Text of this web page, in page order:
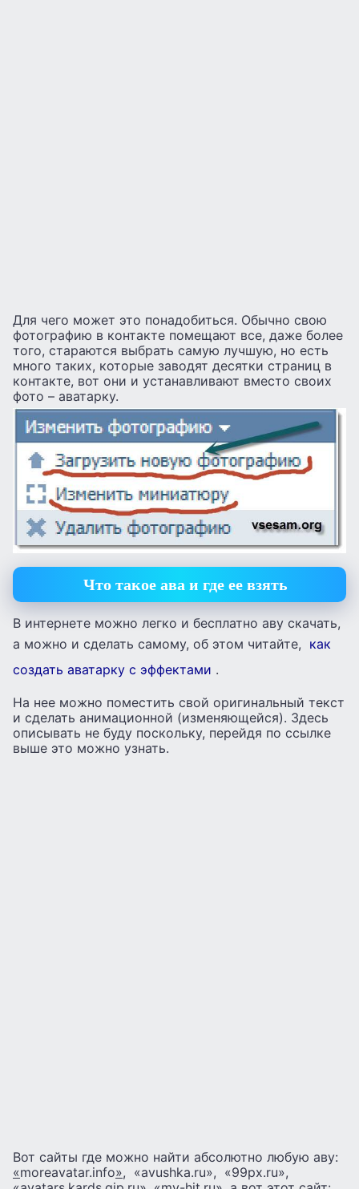
Для чего может это понадобиться. Обычно свою
фотографию в контакте помещают все, даже более
того, стараются выбрать самую лучшую, но есть
много таких, которые заводят десятки страниц в
контакте, вот они и устанавливают вместо своих
фото – аватарку.
Что такое ава и где ее взять
В интернете можно легко и бесплатно аву скачать,
а можно и сделать самому, об этом читайте, как
создать аватарку с эффектами .
На нее можно поместить свой оригинальный текст
и сделать анимационной (изменяющейся). Здесь
описывать не буду поскольку, перейдя по ссылке
выше это можно узнать.
Вот сайты где можно найти абсолютно любую аву:
«moreavatar.info», «avushka.ru», «99px.ru»,